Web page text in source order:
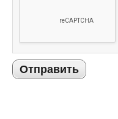
Отправить